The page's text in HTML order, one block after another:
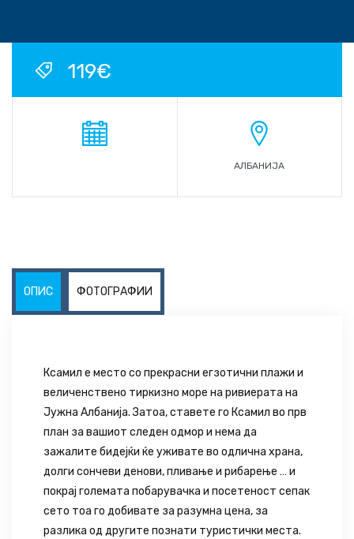
119€
АЛБАНИЈА
ОПИС ФОТОГРАФИИ
Ксaмил е место со прекрасни егзотични плажи и
величенствено тиркизно море на ривиерата на
Јужна Албанија. Затоа, ставете го Ксамил во прв
план за вашиот следен одмор и нема да
зажалите бидејќи ќе уживате во одлична храна,
долги сончеви денови, пливање и рибарење … и
покрај големата побарувачка и посетеност сепак
сето тоа го добивате за разумна цена, за
разлика од другите познати туристички места.